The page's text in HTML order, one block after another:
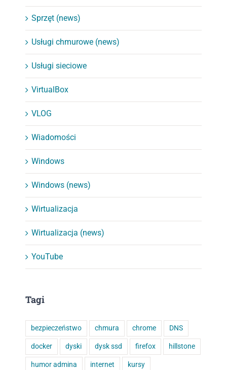
Sprzęt (news)
Usługi chmurowe (news)
Usługi sieciowe
VirtualBox
VLOG
Wiadomości
Windows
Windows (news)
Wirtualizacja
Wirtualizacja (news)
YouTube
Tagi
bezpieczeństwo chmura chrome DNS
docker dyski dysk ssd firefox hillstone
humor admina internet kursy